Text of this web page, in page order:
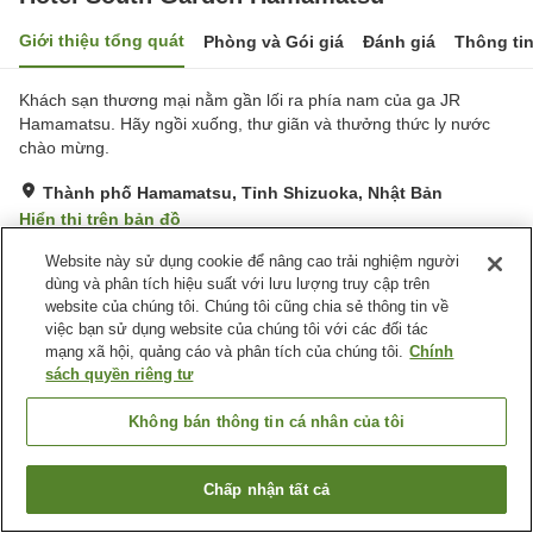
Giới thiệu tổng quát Phòng và Gói giá Đánh giá Thông
Khách sạn thương mại nằm gần lối ra phía nam của ga JR
Hamamatsu. Hãy ngồi xuống, thư giãn và thưởng thức ly nước
chào mừng.
Thành phố Hamamatsu, Tỉnh Shizuoka, Nhật Bản
Hiển thị trên bản đồ
Rất tốt Đánh giá:128lượt
Tiện nghi chỗ nghỉ
Spa / Salon
Nhà hàng
Máy bán hàng tự động
Trang chủ Nhật Bản Tỉnh Shizuoka
Thành phố Hamamatsu
Hotel South Garden Hamamatsu
Tìm phòng trống
Website này sử dụng cookie để nâng cao trải nghiệm người
dùng và phân tích hiệu suất với lưu lượng truy cập trên
website của chúng tôi. Chúng tôi cũng chia sẻ thông tin về
việc bạn sử dụng website của chúng tôi với các đối tác
mạng xã hội, quảng cáo và phân tích của chúng tôi. Chính
sách quyền riêng tư
Không bán thông tin cá nhân của tôi
Chấp nhận tất cả